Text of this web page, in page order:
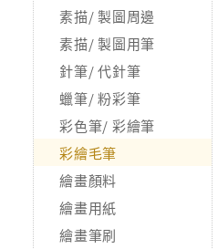
素描/ 製圖周邊
素描/ 製圖用筆
針筆/ 代針筆
蠟筆/ 粉彩筆
彩色筆/ 彩繪筆
彩繪毛筆
繪畫顏料
繪畫用紙
繪畫筆刷